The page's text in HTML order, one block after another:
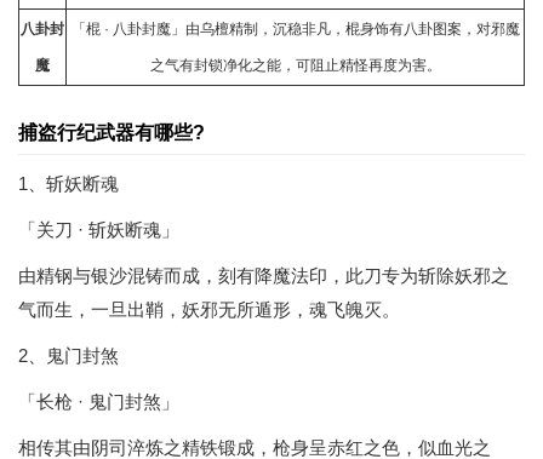
八卦封
魔
「棍 · 八卦封魔」由乌檀精制，沉稳非凡，棍身饰有八卦图案，对邪魔
之气有封锁净化之能，可阻止精怪再度为害。
捕盗行纪武器有哪些?
1、斩妖断魂
「关刀 · 斩妖断魂」
由精钢与银沙混铸而成，刻有降魔法印，此刀专为斩除妖邪之
气而生，一旦出鞘，妖邪无所遁形，魂飞魄灭。
2、鬼门封煞
「长枪 · 鬼门封煞」
相传其由阴司淬炼之精铁锻成，枪身呈赤红之色，似血光之